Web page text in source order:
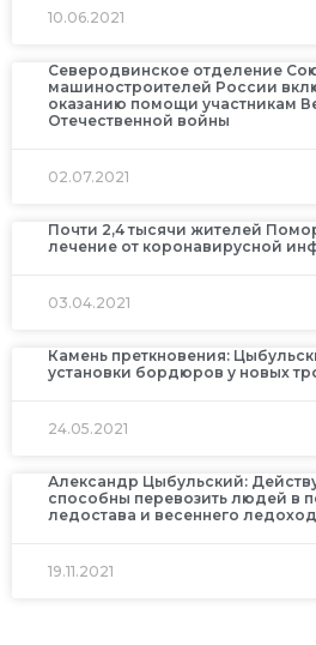
10.06.2021
Северодвинское отделение
машиностроителей России
оказанию помощи участникам
Отечественной войны
02.07.2021
Почти 2,4 тысячи жителей
лечение от коронавирусной
03.04.2021
Камень преткновения:
установки бордюров у новых
24.05.2021
Александр Цыбульский:
способны перевозить людей в
ледостава и весеннего
19.11.2021